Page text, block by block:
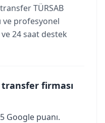
TÜRSAB
ve profesyonel
24 saat destek
firması
Google puanı.